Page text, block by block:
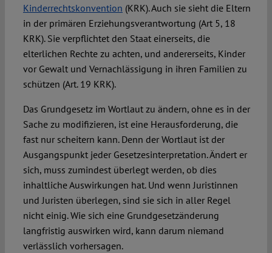
Kinderrechtskonvention (KRK). Auch sie sieht die Eltern
in der primären Erziehungsverantwortung (Art 5, 18
KRK). Sie verpflichtet den Staat einerseits, die
elterlichen Rechte zu achten, und andererseits, Kinder
vor Gewalt und Vernachlässigung in ihren Familien zu
schützen (Art. 19 KRK).
Das Grundgesetz im Wortlaut zu ändern, ohne es in der
Sache zu modifizieren, ist eine Herausforderung, die
fast nur scheitern kann. Denn der Wortlaut ist der
Ausgangspunkt jeder Gesetzesinterpretation. Ändert er
sich, muss zumindest überlegt werden, ob dies
inhaltliche Auswirkungen hat. Und wenn Juristinnen
und Juristen überlegen, sind sie sich in aller Regel
nicht einig. Wie sich eine Grundgesetzänderung
langfristig auswirken wird, kann darum niemand
verlässlich vorhersagen.